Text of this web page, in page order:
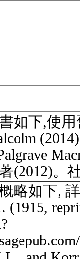
如下,使
(2012)。
略如下,
(1915,